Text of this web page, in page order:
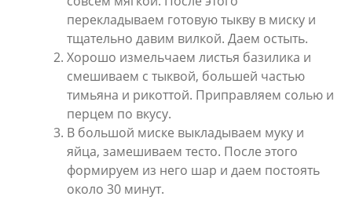
перекладываем готовую тыкву в миску и
тщательно давим вилкой. Даем остыть.
Хорошо измельчаем листья базилика и
смешиваем с тыквой, большей частью
тимьяна и рикоттой. Приправляем солью и
перцем по вкусу.
В большой миске выкладываем муку и
яйца, замешиваем тесто. После этого
формируем из него шар и даем постоять
около 30 минут.